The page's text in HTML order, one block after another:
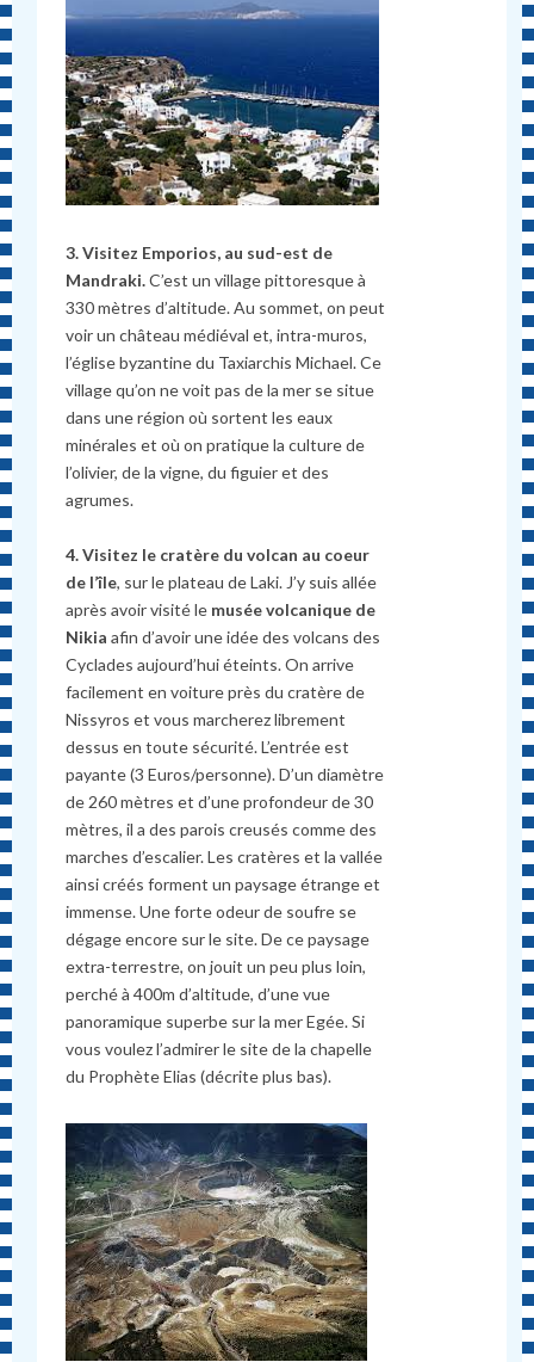
3. Visitez Emporios, au sud-est de
Mandraki.C’est un village pittoresque à
330 mètres d’altitude. Au sommet, on peut
voir un château médiéval et, intra-muros,
l’église byzantine du Taxiarchis Michael. Ce
village qu’on ne voit pas de la mer se situe
dans une région où sortent les eaux
minérales et où on pratique la culture de
l’olivier, de la vigne, du figuier et des
agrumes.
4. Visitez le cratère du volcan au coeur
de l’île, sur le plateau de Laki. J’y suis allée
après avoir visité le musée volcanique de
Nikia afin d’avoir une idée des volcans des
Cyclades aujourd’hui éteints. On arrive
facilement en voiture près du cratère de
Nissyros et vous marcherez librement
dessus en toute sécurité. L’entrée est
payante (3 Euros/personne). D’un diamètre
de 260 mètres et d’une profondeur de 30
mètres, il a des parois creusés comme des
marches d’escalier. Les cratères et la vallée
ainsi créés forment un paysage étrange et
immense. Une forte odeur de soufre se
dégage encore sur le site. De ce paysage
extra-terrestre, on jouit un peu plus loin,
perché à 400m d’altitude, d’une vue
panoramique superbe sur la mer Egée. Si
vous voulez l’admirer le site de la chapelle
du Prophète Elias (décrite plus bas).